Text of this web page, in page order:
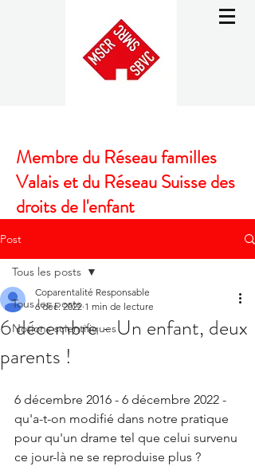
Membre du Réseau familles
Valais et du Réseau Suisse des
droits de l'enfant
Post
Tous les posts
Notions scientifiques
Tous les posts
6 décembre - Un enfant, deux
parents !
Coparentalité Responsable
6 déc. 2022 1 min de lecture
6 décembre 2016 - 6 décembre 2022 -
qu'a-t-on modifié dans notre pratique
pour qu'un drame tel que celui survenu
ce jour-là ne se reproduise plus ?